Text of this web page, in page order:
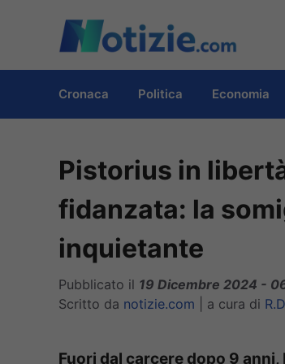
contenuto
Cronaca Politica Economia
Pistorius in
fidanzata: la
inquietante
Pubblicato il 19 Dicembre 2024 -
Scritto da notizie.com a cura di
Fuori dal carcere dopo 9